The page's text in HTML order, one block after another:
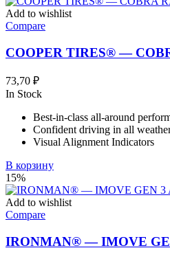
Add to wishlist
Compare
COOPER TIRES® —
73,70 ₽
In Stock
Best-in-class all-around
Confident driving in all
Visual Alignment Indicators
В корзину
15%
Add to wishlist
Compare
IRONMAN® — IMOVE